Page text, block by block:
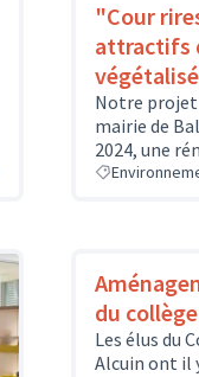
"Cour
attractifs
Notre projet
mairie de
2024, une
du
Les élus du
Alcuin ont il